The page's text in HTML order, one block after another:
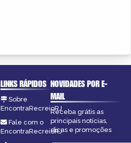
LINKS RÁPIDOS
Sobre
EncontraRecreioRJ
Fale com o
EncontraRecreioRJ
NOVIDADES POR E-
MAIL
Receba grátis as
principais notícias,
dicas e promoções